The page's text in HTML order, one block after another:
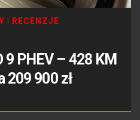
RECENZJE
9 PHEV – 428 KM
209 900 zł